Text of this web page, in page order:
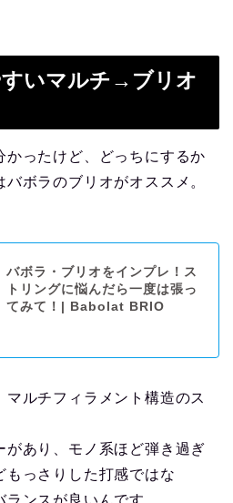
いマルチ→ブリオ
かったけど、どっちにするか
ボラのブリオがオススメ。
バボラ・ブリオをインプレ！ス
トリングに悩んだら一度は張っ
てみて！| Babolat BRIO
ルチフィラメント構造のス
があり、モノ系ほど弾き過ぎ
もっさりした打感ではな
ンスが良いんです。